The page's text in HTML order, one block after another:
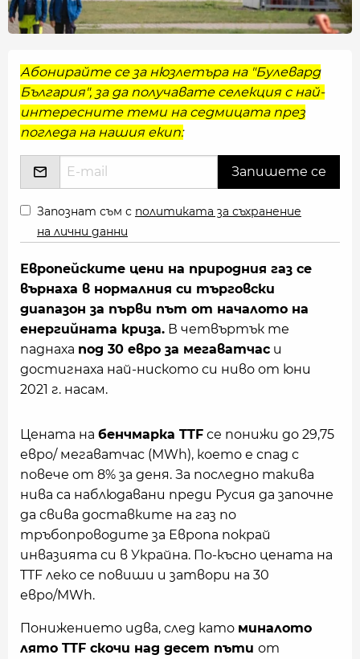
Абонирайте се за нюзлетъра на "Булевард
България", за да получавате селекция с най-
интересните теми на седмицата през
погледа на нашия екип:
Запознат съм с политиката за съхранение
на лични данни
Европейските цени на природния газ се
върнаха в нормалния си търговски
диапазон за първи път от началото на
енергийната криза. В четвъртък те
паднаха под 30 евро за мегаватчас и
достигнаха най-ниското си ниво от юни
2021 г. насам.
Цената на бенчмарка TTF се понижи до 29,75
евро/ мегаватчас (MWh), което е спад с
повече от 8% за деня. За последно такива
нива са наблюдавани преди Русия да започне
да свива доставките на газ по
тръбопроводите за Европа покрай
инвазията си в Украйна. По-късно цената на
TTF леко се повиши и затвори на 30
евро/MWh.
Понижението идва, след като миналото
лято TTF скочи над десет пъти от